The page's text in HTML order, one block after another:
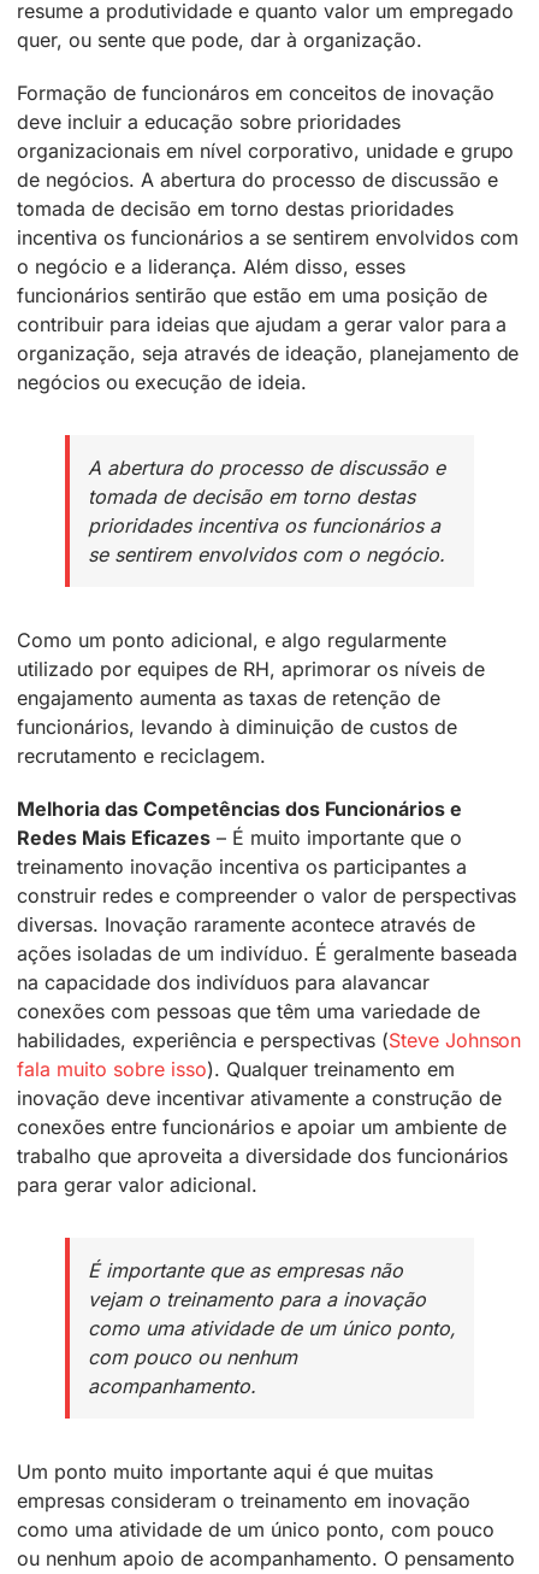
resume a produtividade e quanto valor um empregado
quer, ou sente que pode, dar à organização.
Formação de funcionáros em conceitos de inovação
deve incluir a educação sobre prioridades
organizacionais em nível corporativo, unidade e grupo
de negócios. A abertura do processo de discussão e
tomada de decisão em torno destas prioridades
incentiva os funcionários a se sentirem envolvidos com
o negócio e a liderança. Além disso, esses
funcionários sentirão que estão em uma posição de
contribuir para ideias que ajudam a gerar valor para a
organização, seja através de ideação, planejamento de
negócios ou execução de ideia.
A abertura do processo de discussão e
tomada de decisão em torno destas
prioridades incentiva os funcionários a
se sentirem envolvidos com o negócio.
Como um ponto adicional, e algo regularmente
utilizado por equipes de RH, aprimorar os níveis de
engajamento aumenta as taxas de retenção de
funcionários, levando à diminuição de custos de
recrutamento e reciclagem.
Melhoria das Competências dos Funcionários e
Redes Mais Eficazes– É muito importante que o
treinamento inovação incentiva os participantes a
construir redes e compreender o valor de perspectivas
diversas. Inovação raramente acontece através de
ações isoladas de um indivíduo. É geralmente baseada
na capacidade dos indivíduos para alavancar
conexões com pessoas que têm uma variedade de
habilidades, experiência e perspectivas (Steve Johnson
fala muito sobre isso). Qualquer treinamento em
inovação deve incentivar ativamente a construção de
conexões entre funcionários e apoiar um ambiente de
trabalho que aproveita a diversidade dos funcionários
para gerar valor adicional.
É importante que as empresas não
vejam o treinamento para a inovação
como uma atividade de um único ponto,
com pouco ou nenhum
acompanhamento.
Um ponto muito importante aqui é que muitas
empresas consideram o treinamento em inovação
como uma atividade de um único ponto, com pouco
ou nenhum apoio de acompanhamento. O pensamento